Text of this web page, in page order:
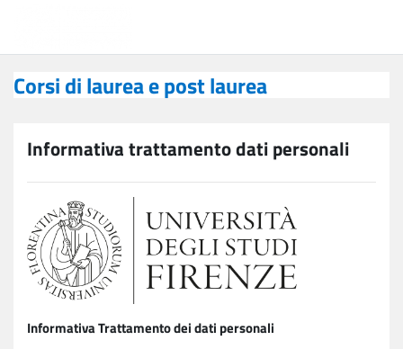
Corsi di laurea e post laurea
Informativa trattamento dati personali
Informativa Trattamento dei dati personali